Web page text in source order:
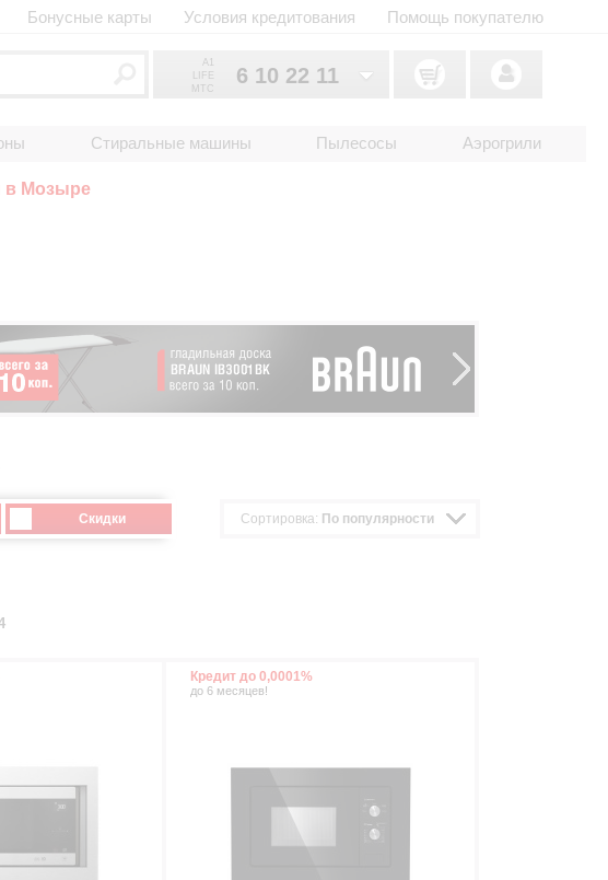
Бонусные карты Условия кредитования Помощь покупателю
A1
LIFE
MTC
6 10 22 11
Стиральные машины Пылесосы Аэрогрили
в Мозыре
Скидки Сортировка: По популярности
Кредит до 0,0001%
до 6 месяцев!